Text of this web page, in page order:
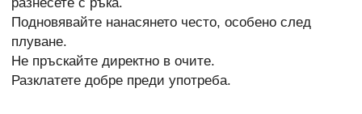
Подновявайте нанасянето често, особено след
плуване.
Не пръскайте директно в очите.
Разклатете добре преди употреба.